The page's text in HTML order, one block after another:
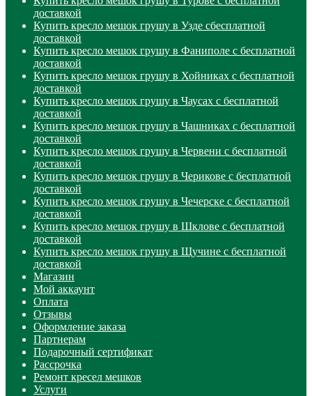
доставкой
Купить кресло мешок грушу в Узде сбесплатной
доставкой
Купить кресло мешок грушу в Фаниполе с бесплатной
доставкой
Купить кресло мешок грушу в Хойниках с бесплатной
доставкой
Купить кресло мешок грушу в Чаусах с бесплатной
доставкой
Купить кресло мешок грушу в Чашниках с бесплатной
доставкой
Купить кресло мешок грушу в Червени с бесплатной
доставкой
Купить кресло мешок грушу в Черикове с бесплатной
доставкой
Купить кресло мешок грушу в Чечерске с бесплатной
доставкой
Купить кресло мешок грушу в Шклове с бесплатной
доставкой
Купить кресло мешок грушу в Щучине с бесплатной
доставкой
Магазин
Мой аккаунт
Оплата
Отзывы
Оформление заказа
Партнерам
Подарочный сертификат
Рассрочка
Ремонт кресел мешков
Услуги